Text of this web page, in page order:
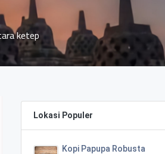
ketep
Lokasi Populer
Kopi Papupa Robusta